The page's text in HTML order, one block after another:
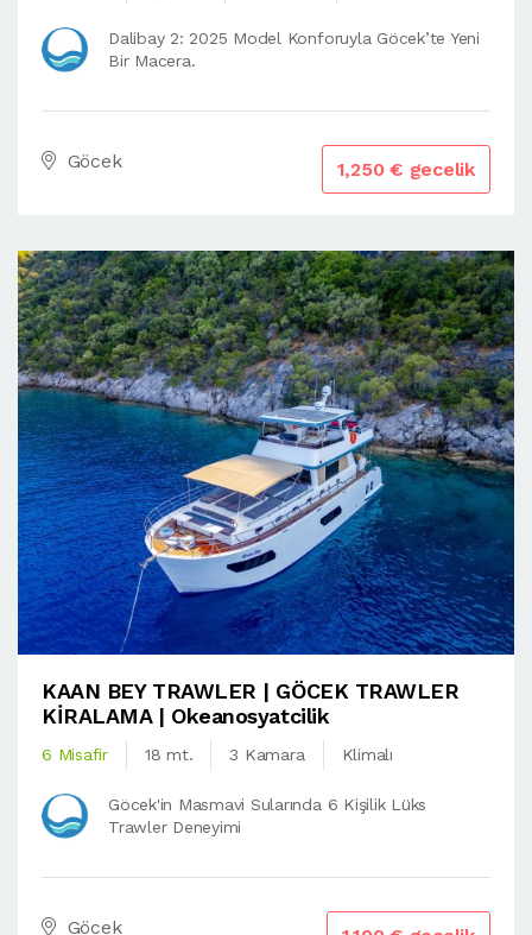
Dalibay 2: 2025 Model Konforuyla Göcek’te Yeni
Bir Macera.
Göcek 1,250 € gecelik
KAAN BEY TRAWLER | GÖCEK TRAWLER
KİRALAMA | Okeanosyatcilik
6 Misafir 18 mt. 3 Kamara Klimalı
Göcek'in Masmavi Sularında 6 Kişilik Lüks
Trawler Deneyimi
Göcek